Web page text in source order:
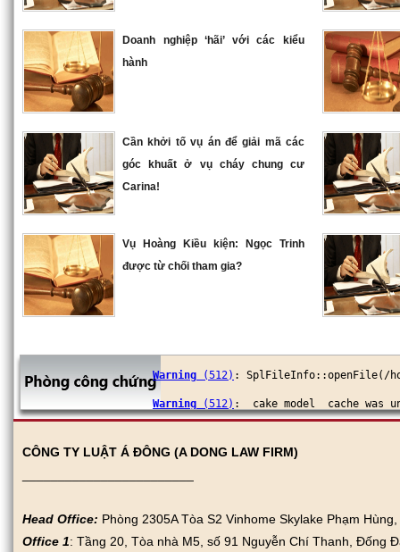
Doanh nghiệp ‘hãi’ với các kiểu
hành
Cần khởi tố vụ án để giải mã các
góc khuất ở vụ cháy chung cư
Carina!
Vụ Hoàng Kiều kiện: Ngọc Trinh
được từ chối tham gia?
Warning (512) : SplFileInfo::openFile(/
Warning (512) : _cake_model_ cache
Warning : _cake_model_ cache
CÔNG TY LUẬT Á ĐÔNG (A DONG LAW FIRM)
Head Office: Phòng 2305A Tòa S2 Vinhome Skylake Phạm
Office 1: Tầng 20, Tòa nhà M5, số 91 Nguyễn Chí Thanh, Đống